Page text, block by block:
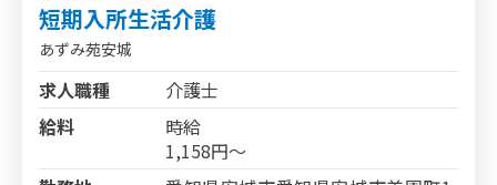
短期入所生活介護
あずみ苑安城
求人職種
介護士
給料
時給
1,158円～